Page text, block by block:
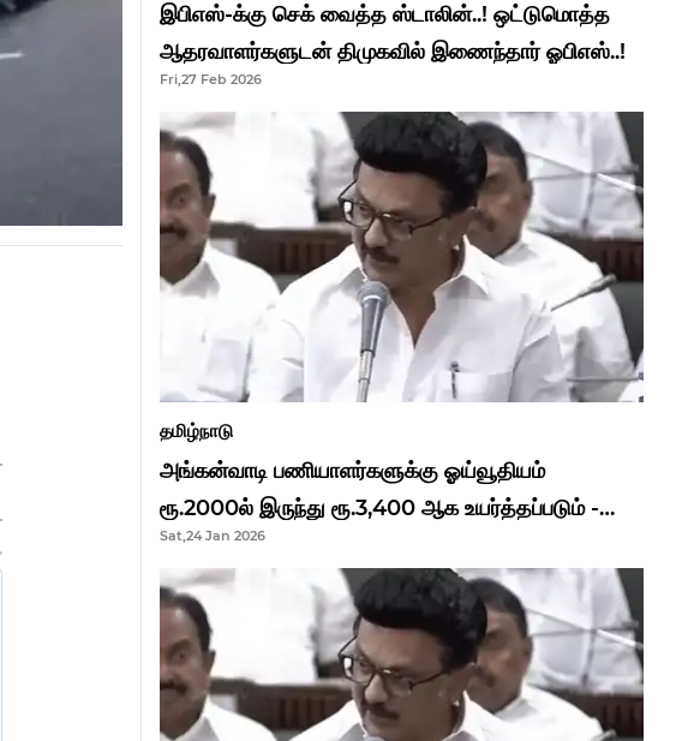
இபிஎஸ்-க்கு செக் வைத்த ஸ்டாலின்..! ஒட்டுமொத்த
ஆதரவாளர்களுடன் திமுகவில் இணைந்தார் ஓபிஎஸ்..!
Fri,27 Feb 2026
தமிழ்நாடு
அங்கன்வாடி பணியாளர்களுக்கு ஓய்வூதியம்
ரூ.2000ல் இருந்து ரூ.3,400 ஆக உயர்த்தப்படும் -
முதல்வர் மு.க.ஸ்டாலின்..!
Sat,24 Jan 2026